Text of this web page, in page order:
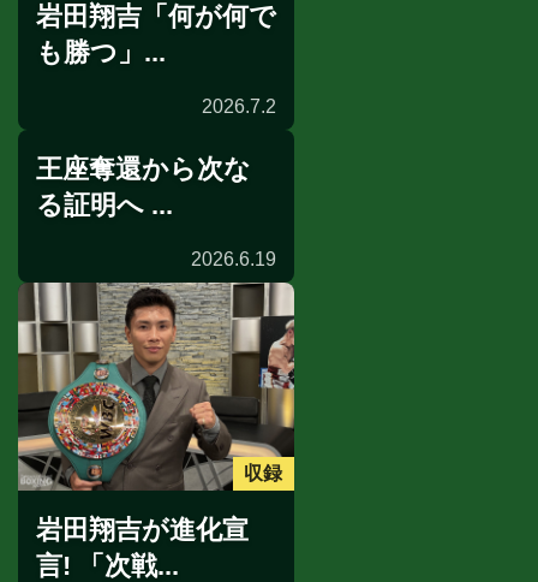
公開練習
インタビュー
岩田翔吉「何が何で
も勝つ」...
2026.7.2
世界戦発表会見
王座奪還から次な
る証明へ ...
2026.6.19
収録
岩田翔吉が進化宣
言! 「次戦...